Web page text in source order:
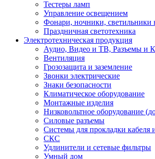
Тестеры ламп
Управление освещением
Фонари, ночники, светильники
Праздничная светотехника
Электротехническая продукция
Аудио, Видео и ТВ, Разъемы и
Вентиляция
Грозозащита и заземление
Звонки электрические
Знаки безопасности
Климатическое оборудование
Монтажные изделия
Низковольтное оборудование
Силовые разъемы
Системы для прокладки
СКС
Удлинители и сетевые фильтры
Умный дом